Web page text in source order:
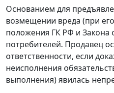
Основанием для
возмещении вреда (при
положения ГК РФ и Закона
потребителей. Продавец
ответственности, если
неисполнения
выполнения) явилась